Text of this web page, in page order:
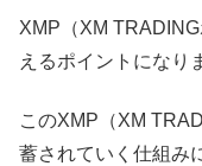
XMP（XM
えるポイントになり
このXMP（XM
蓄されていく仕組み